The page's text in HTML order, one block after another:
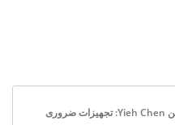
TIMTOS 2021ماشین‌های رولینگ اسپلاین Yieh Chen: تجهیزات ضروری